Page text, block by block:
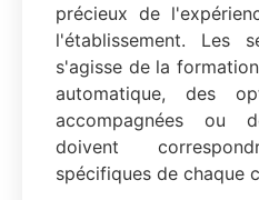
précieux de
l'établissement. Les
s'agisse de la
automatique, des
accompagnées ou
doivent
spécifiques de chaque